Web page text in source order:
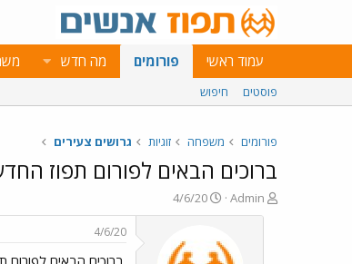
עמוד ראשי פורומים מה חדש
פוסטים חיפוש
פורומים משפחה זוגיות גרושים צעירים
ברוכים הבאים לפורום תפוז
פ
ו
Admin
פ
ו
4/6/20
4/6/20